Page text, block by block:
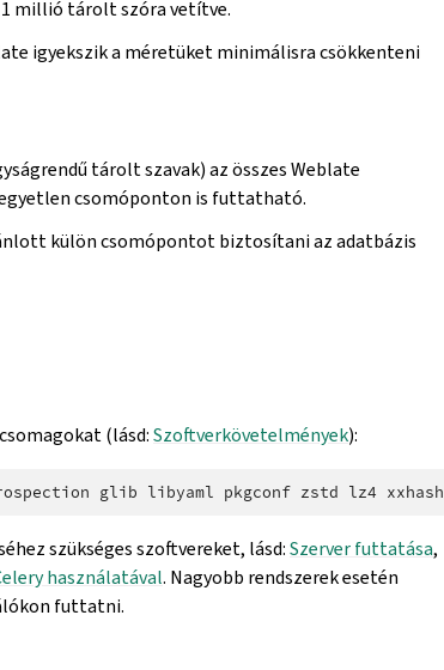
millió tárolt szóra vetítve.
igyekszik a méretüket minimálisra csökkenteni
tárolt szavak) az összes Weblate
csomóponton is futtatható.
külön csomópontot biztosítani az adatbázis
(lásd:Szoftverkövetelmények):
glib libyaml pkgconf zstd lz4 xxhash
szükséges szoftvereket, lásd:Szerver futtatása,
használatával. Nagyobb rendszerek esetén
futtatni.